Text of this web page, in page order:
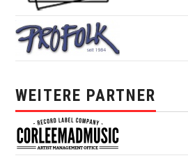
WEITERE PARTNER